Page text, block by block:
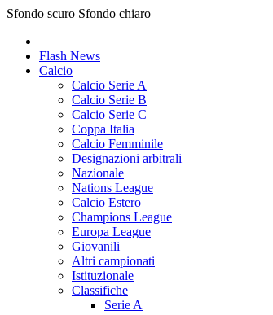
Sfondo scuro Sfondo chiaro
Flash News
Calcio
Calcio Serie A
Calcio Serie B
Calcio Serie C
Coppa Italia
Calcio Femminile
Designazioni arbitrali
Nazionale
Nations League
Calcio Estero
Champions League
Europa League
Giovanili
Altri campionati
Istituzionale
Classifiche
Serie A